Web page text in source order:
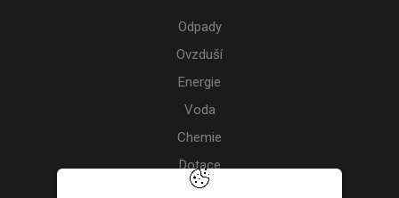
Odpady
Ovzduší
Energie
Voda
Chemie
Dotace
Akce